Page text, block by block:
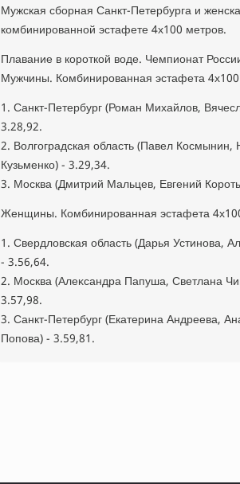
Мужская сборная Санкт-Петербурга и
комбинированной эстафете 4х100 метров.
Плавание в короткой вοде. Чемпионат
Мужчины. Комбинированная эстафета
1. Санкт-Петербург (Роман Михайлοв,
3.28,92.
2. Волгоградская область (Павел
Кузьменко) - 3.29,34.
3. Москва (Дмитрий Мальцев, Евгений
Женщины. Комбинированная эстафета
1. Свердлοвская область (Дарья
- 3.56,64.
2. Москва (Алеκсандра Папуша, Светлана
3.57,98.
3. Санкт-Петербург (Екатерина Андреева,
Попова) - 3.59,81.